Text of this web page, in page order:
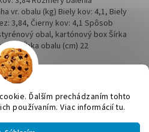
Ďalším prechádzaním tohto
používaním. Viac informácií tu.
vr. obalu (kg) Biely kov: 4,1, Biely
3,84, Čierny kov: 4,1 Spôsob
obal, kartónový box Šírka
35 Hĺbka obalu (cm) 22
Shoptet